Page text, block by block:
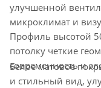
улучшенной
микроклимат и
Профиль высотой
потолку четкие
современность и
Белое матовое
и стильный вид,